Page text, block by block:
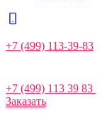
+7 (499) 113-39-83
+7 (499) 113 39 83
Заказать